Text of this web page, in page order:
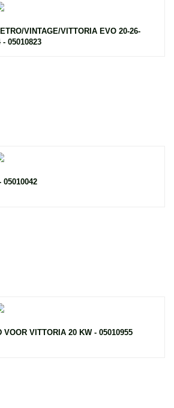
VINTAGE/VITTORIA EVO 20-26-
- 05010823
05010042
VOOR VITTORIA 20 KW - 05010955